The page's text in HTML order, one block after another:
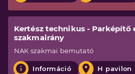
Kertész technikus - Parképítő
szakmairány
NAK szakmai bemutató
Információ H pavilon